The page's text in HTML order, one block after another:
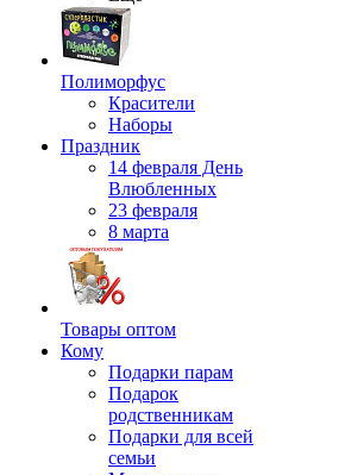
Полиморфус
Красители
Наборы
Праздник
14 февраля День
Влюбленных
23 февраля
8 марта
Товары оптом
Кому
Подарки парам
Подарок
родственникам
Подарки для всей
семьи